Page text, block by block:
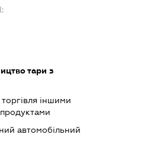
тари з
іншими
автомобільний